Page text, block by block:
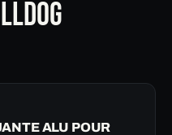
ALU POUR